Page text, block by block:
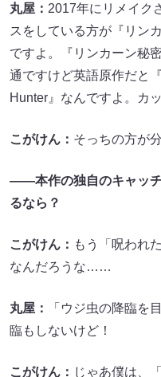
丸屋： 2017年にリメイク
スをしている方が『リン
ですよ。『リンカーン秘
通ですけど英語原作だと
Hunter』なんですよ。カ
こがけん： そっちの方が
――本作の独自のキャッ
るなら？
こがけん： もう「呪われ
なんだろうな……
丸屋：
「ウジ虫の降臨を
臨もしないけど！
こがけん： じゃあ僕は、